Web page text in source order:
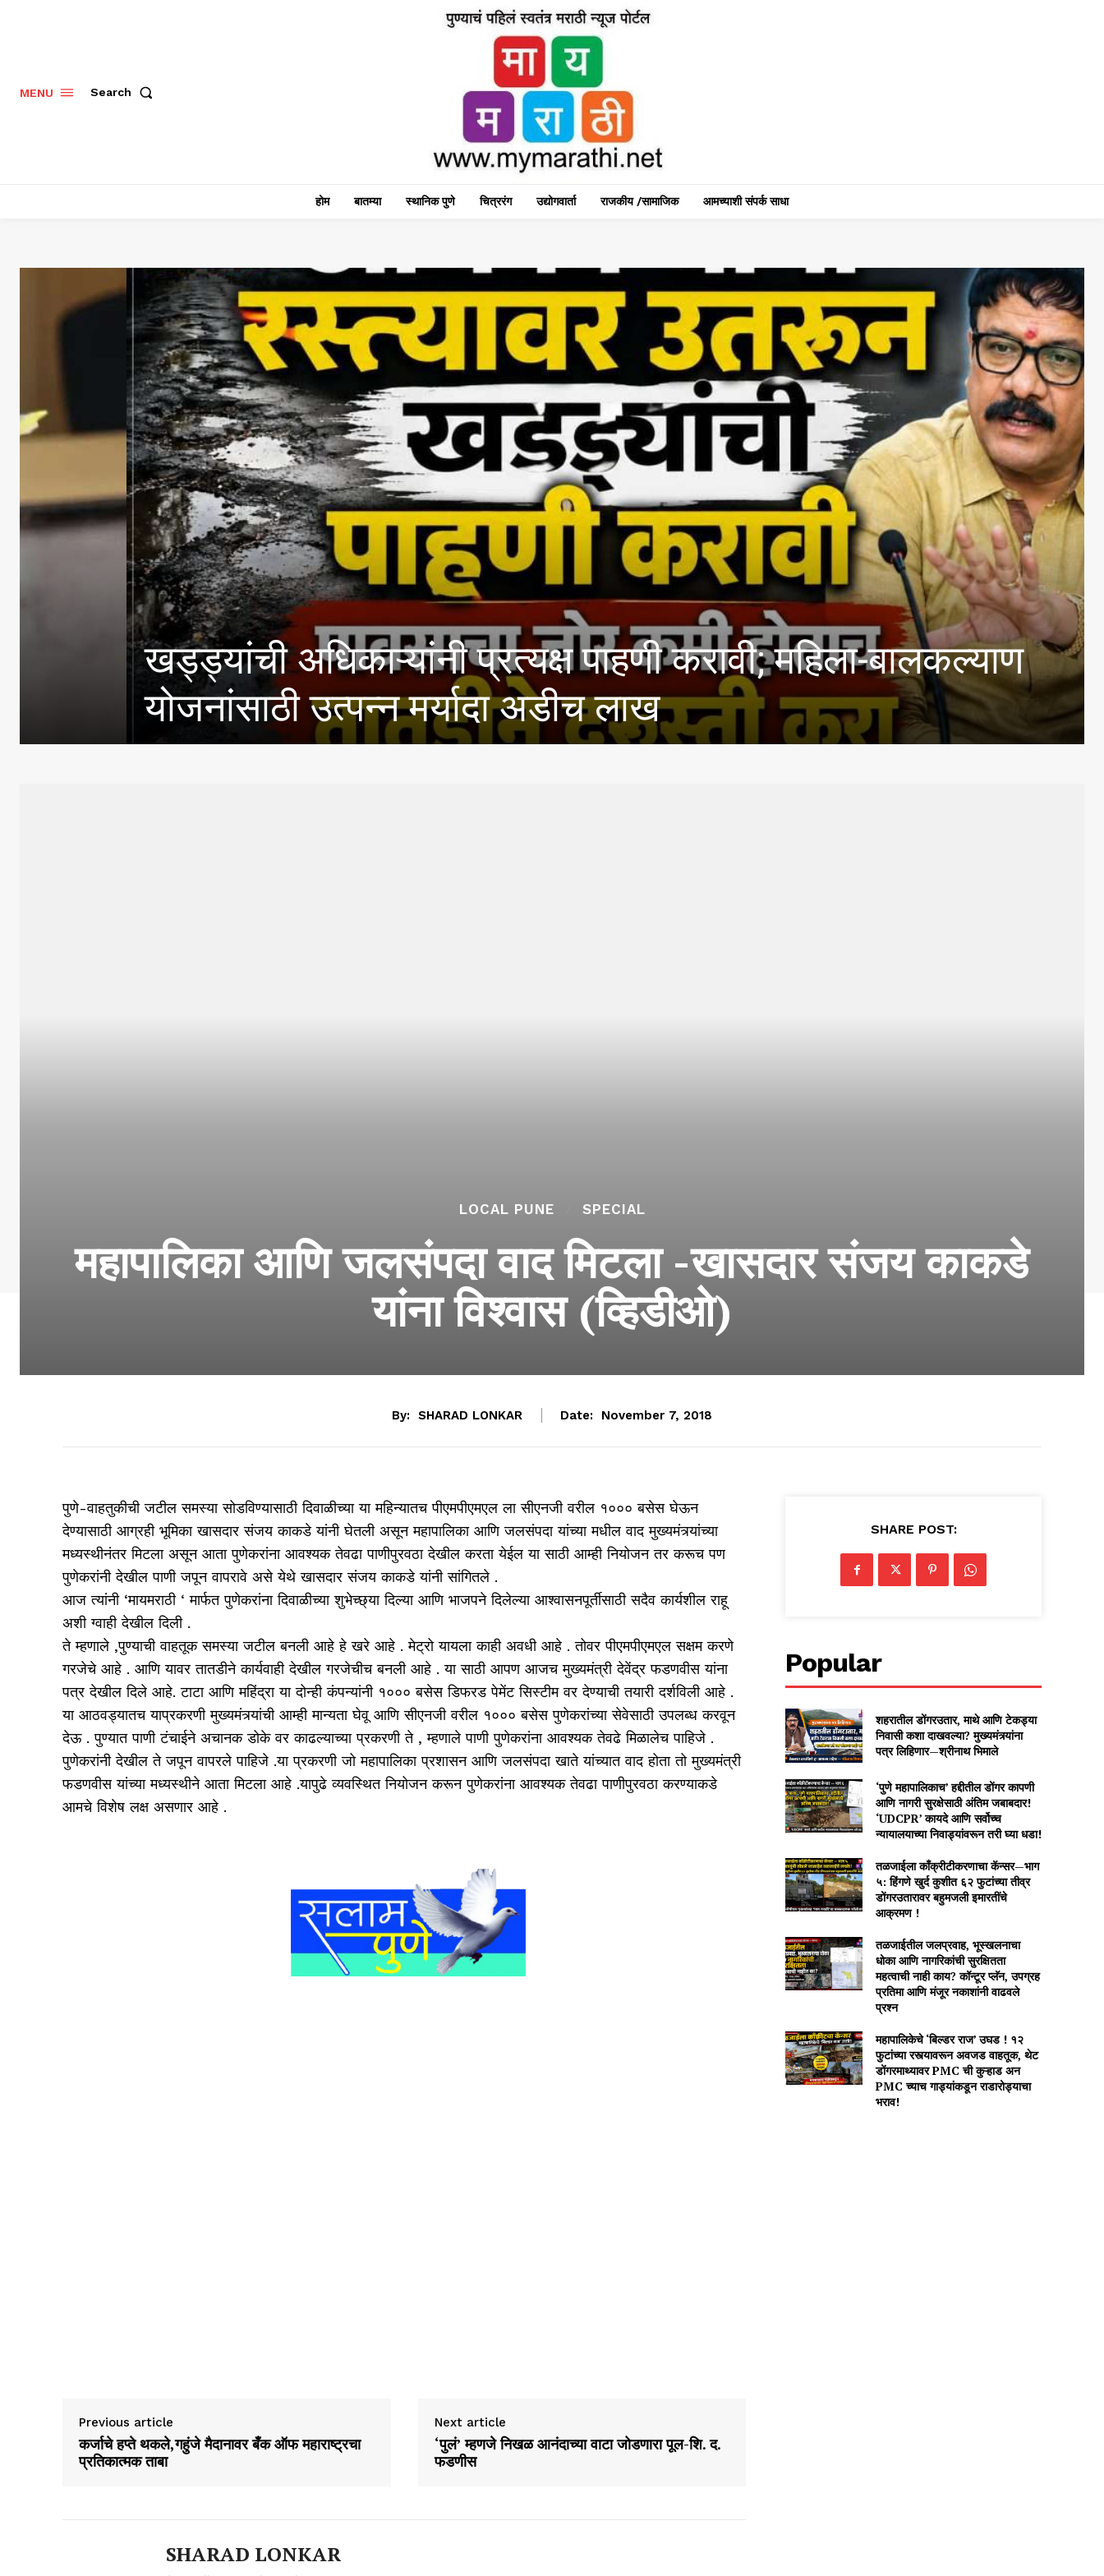
MENU Search
होम बातम्या स्थानिक पुणे चित्ररंग उद्योगवार्ता राजकीय /सामाजिक आमच्याशी संपर्क साधा
खड्ड्यांची अधिकाऱ्यांनी प्रत्यक्ष पाहणी करावी; महिला-बालकल्याण
योजनांसाठी उत्पन्न मर्यादा अडीच लाख
LOCAL PUNE SPECIAL
महापालिका आणि जलसंपदा वाद मिटला -खासदार संजय काकडे
यांना विश्वास (व्हिडीओ)
By: SHARAD LONKAR Date: November 7, 2018
पुणे-वाहतुकीची जटील समस्या सोडविण्यासाठी दिवाळीच्या या महिन्यातच पीएमपीएमएल ला सीएनजी वरील १००० बसेस घेऊन
देण्यासाठी आग्रही भूमिका खासदार संजय काकडे यांनी घेतली असून महापालिका आणि जलसंपदा यांच्या मधील वाद मुख्यमंत्र्यांच्या
मध्यस्थीनंतर मिटला असून आता पुणेकरांना आवश्यक तेवढा पाणीपुरवठा देखील करता येईल या साठी आम्ही नियोजन तर करूच पण
पुणेकरांनी देखील पाणी जपून वापरावे असे येथे खासदार संजय काकडे यांनी सांगितले .
आज त्यांनी ‘मायमराठी ‘ मार्फत पुणेकरांना दिवाळीच्या शुभेच्छ्या दिल्या आणि भाजपने दिलेल्या आश्वासनपूर्तीसाठी सदैव कार्यशील राहू
अशी ग्वाही देखील दिली .
ते म्हणाले ,पुण्याची वाहतूक समस्या जटील बनली आहे हे खरे आहे . मेट्रो यायला काही अवधी आहे . तोवर पीएमपीएमएल सक्षम करणे
गरजेचे आहे . आणि यावर तातडीने कार्यवाही देखील गरजेचीच बनली आहे . या साठी आपण आजच मुख्यमंत्री देवेंद्र फडणवीस यांना
पत्र देखील दिले आहे. टाटा आणि महिंद्रा या दोन्ही कंपन्यांनी १००० बसेस डिफरड पेमेंट सिस्टीम वर देण्याची तयारी दर्शविली आहे .
या आठवड्यातच याप्रकरणी मुख्यमंत्र्यांची आम्ही मान्यता घेवू आणि सीएनजी वरील १००० बसेस पुणेकरांच्या सेवेसाठी उपलब्ध करवून
देऊ . पुण्यात पाणी टंचाईने अचानक डोके वर काढल्याच्या प्रकरणी ते , म्हणाले पाणी पुणेकरांना आवश्यक तेवढे मिळालेच पाहिजे .
पुणेकरांनी देखील ते जपून वापरले पाहिजे .या प्रकरणी जो महापालिका प्रशासन आणि जलसंपदा खाते यांच्यात वाद होता तो मुख्यमंत्री
फडणवीस यांच्या मध्यस्थीने आता मिटला आहे .यापुढे व्यवस्थित नियोजन करून पुणेकरांना आवश्यक तेवढा पाणीपुरवठा करण्याकडे
आमचे विशेष लक्ष असणार आहे .
Previous article
कर्जाचे हप्ते थकले,गहुंजे मैदानावर बँक ऑफ महाराष्ट्रचा
प्रतिकात्मक ताबा
Next article
‘पुलं’ म्हणजे निखळ आनंदाच्या वाटा जोडणारा पूल-शि. द.
फडणीस
SHARAD LONKAR
SHARE POST:
Popular
शहरातील डोंगरउतार, माथे आणि टेकड्या
निवासी कशा दाखवल्या? मुख्यमंत्र्यांना
पत्र लिहिणार—श्रीनाथ भिमाले
‘पुणे महापालिकाच’ हद्दीतील डोंगर कापणी
आणि नागरी सुरक्षेसाठी अंतिम जबाबदार!
‘UDCPR’ कायदे आणि सर्वोच्च
न्यायालयाच्या निवाड्यांवरून तरी घ्या धडा!
तळजाईला काँक्रीटीकरणाचा कॅन्सर—भाग
५: हिंगणे खुर्द कुशीत ६२ फुटांच्या तीव्र
डोंगरउतारावर बहुमजली इमारतींचे
आक्रमण !
तळजाईतील जलप्रवाह, भूस्खलनाचा
धोका आणि नागरिकांची सुरक्षितता
महत्वाची नाही काय? कॉन्टूर प्लॅन, उपग्रह
प्रतिमा आणि मंजूर नकाशांनी वाढवले
प्रश्न
महापालिकेचे ‘बिल्डर राज’ उघड ! १२
फुटांच्या रस्त्यावरून अवजड वाहतूक, थेट
डोंगरमाथ्यावर PMC ची कुऱ्हाड अन
PMC च्याच गाड्यांकडून राडारोड्याचा
भराव!